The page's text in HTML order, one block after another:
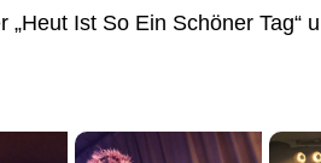
Ist So Ein Schöner Tag“